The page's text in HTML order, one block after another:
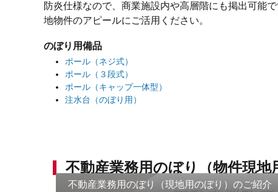
防炎仕様なので、商業施設内や高層階にも掲出可能
地物件のアピールにご活用ください。
のぼり用備品
ポール（ネジ式）
ポール（３段式）
ポール（キャップ一体型）
注水台（のぼり用）
不動産業務用のぼり（物件現